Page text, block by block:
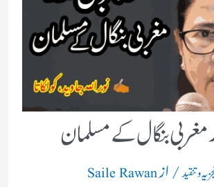
مغربی بنگال کے مسلمان
و تنقید/ ازSaile Rawan